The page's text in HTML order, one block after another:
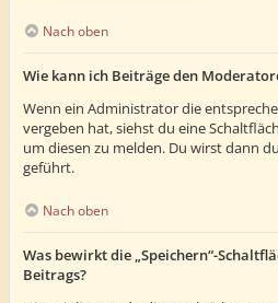
Nach oben
Wie kann ich Beiträge den
Wenn ein Administrator die
vergeben hat, siehst du eine
um diesen zu melden. Du wirst dann
geführt.
Nach oben
Was bewirkt die „Speichern“-
Beitrags?